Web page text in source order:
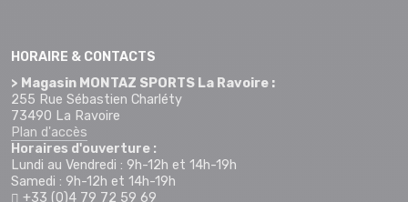
HORAIRE & CONTACTS
> Magasin MONTAZ SPORTS La Ravoire :
255 Rue Sébastien Charléty
73490 La Ravoire
Plan d'accès
Horaires d'ouverture :
Lundi au Vendredi : 9h-12h et 14h-19h
Samedi : 9h-12h et 14h-19h
+33 (0)4 79 72 59 69